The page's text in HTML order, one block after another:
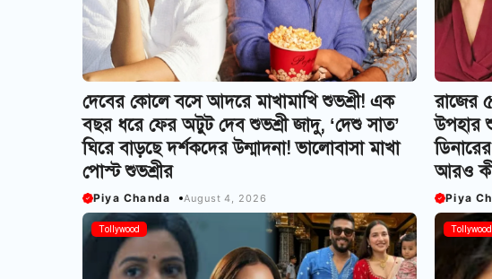
দেবের কোলে বসে আদরে মাখামাখি শুভশ্রী! এক
বছর ধরে ফের অটুট দেব শুভশ্রী জাদু, ‘দেশু সাত’
ঘিরে বাড়ছে দর্শকদের উন্মাদনা! ভালোবাসা মাখা
পোস্ট শুভশ্রীর
Piya Chanda August 4, 2026
রাজের
উপহার
আরও কী
Piya
Tollywood Tollywood